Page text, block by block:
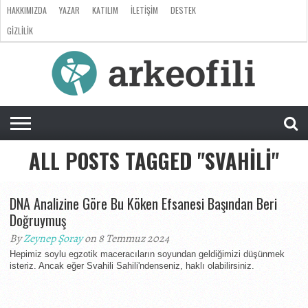
ARKEOLOJI
ANTROPOLOJI
PALEONTOLOJI
EVRIM
DOSYA
CEVAP
RÖPORTAJ
HAKKIMIZDA YAZAR KATILIM İLETIŞIM
DESTEK
GIZLILIK
ALL POSTS TAGGED "SVAHILI"
DNA Analizine Göre Bu Köken Efsanesi Başından Beri
Doğruymuş
ByZeynep Şorayon 8 Temmuz 2024
Hepimiz soylu egzotik maceracıların soyundan geldiğimizi düşünmek
isteriz. Ancak eğer Svahili Sahili'ndenseniz, haklı olabilirsiniz.